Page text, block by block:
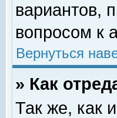
вариантов,
вопросом к
Вернуться
» Как
Так же, как